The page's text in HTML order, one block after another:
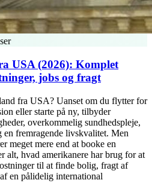
USA (2026): Komplet
jobs og fragt
fra USA? Uanset om du flytter for
eller starte på ny, tilbyder
overkommelig sundhedspleje,
fremragende livskvalitet. Men
meget mere end at booke en
alt, hvad amerikanere har brug for at
til at finde bolig, fragt af
en pålidelig international